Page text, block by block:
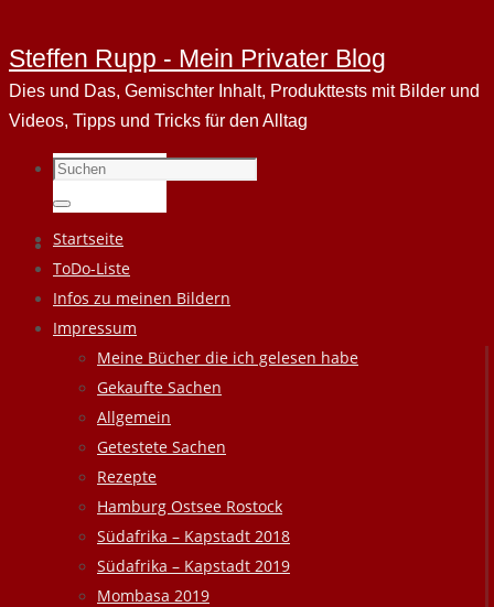
Steffen Rupp - Mein Privater Blog
Dies und Das, Gemischter Inhalt, Produkttests mit Bilder und
Videos, Tipps und Tricks für den Alltag
Suchen
nach:
Suchen
Zum
Inhalt
springen
Startseite
ToDo-Liste
Infos zu meinen Bildern
Impressum
Meine Bücher die ich gelesen habe
Gekaufte Sachen
Allgemein
Getestete Sachen
Rezepte
Hamburg Ostsee Rostock
Südafrika – Kapstadt 2018
Südafrika – Kapstadt 2019
Mombasa 2019